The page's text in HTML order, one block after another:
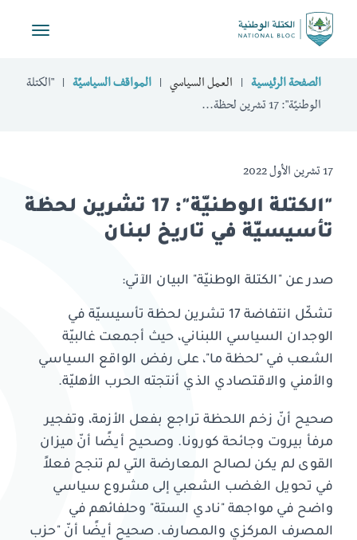
Toggle
الصفحة الرئيسية العمل السياسي المواقف السياسيّة
"الكتلة
الوطنيّة": 17 تشرين لحظة...
17 تشرين الأول 2022
"الكتلة الوطنيّة": 17 تشرين لحظة
تأسيسيّة في تاريخ لبنان
صدر عن "الكتلة الوطنيّة" البيان الآتي:
تشكّل انتفاضة 17 تشرين لحظة تأسيسيّة في
الوجدان السياسي اللبناني، حيث أجمعت غالبيّة
الشعب في "لحظة ما"، على رفض الواقع السياسي
والأمني والاقتصادي الذي أنتجته الحرب الأهليّة.
صحيح أنّ زخم اللحظة تراجع بفعل الأزمة، وتفجير
مرفأ بيروت وجائحة كورونا. وصحيح أيضًا أنّ ميزان
القوى لم يكن لصالح المعارضة التي لم تنجح فعلاً
في تحويل الغضب الشعبي إلى مشروع سياسي
واضح في مواجهة "نادي الستة" وحلفائهم في
المصرف المركزي والمصارف. صحيح أيضًا أنّ "حزب